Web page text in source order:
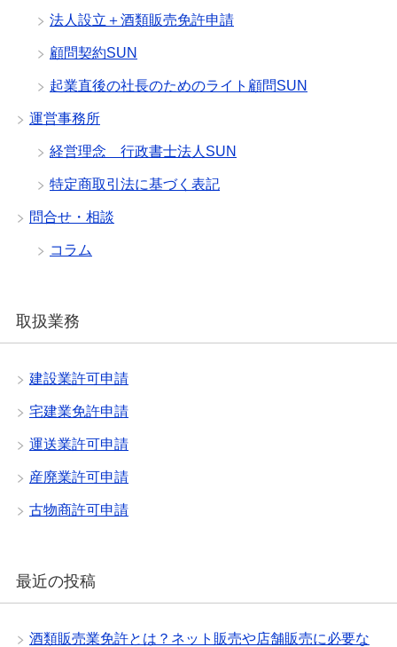
法人設立＋酒類販売免許申請
顧問契約SUN
起業直後の社長のためのライト顧問SUN
運営事務所
経営理念 行政書士法人SUN
特定商取引法に基づく表記
問合せ・相談
コラム
取扱業務
建設業許可申請
宅建業免許申請
運送業許可申請
産廃業許可申請
古物商許可申請
最近の投稿
酒類販売業免許とは？ネット販売や店舗販売に必要な